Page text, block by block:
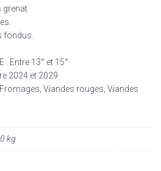
grenat.
fondus.
: Entre 13° et 15°
2024 et 2029
Fromages, Viandes rouges, Viandes
kg